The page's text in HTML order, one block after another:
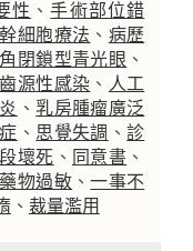
性 、手術部位錯
細胞療法 、 病歷
閉鎖型青光眼 、
齒源性感染 、 人工
、乳房腫瘤廣泛
、 思覺失調 、診
壞死 、 同意書 、
藥物過敏 、一事不
、 裁量濫用